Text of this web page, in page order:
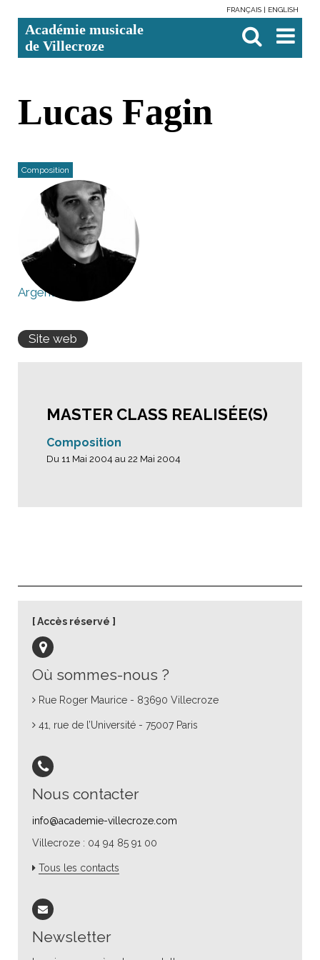
contenu.
Aller
à
personnels
FRANÇAIS ENGLISH
Académie musicale
de Villecroze

avancée…
Lucas Fagin
Composition
Argentine
Site web
MASTER CLASS REALISÉE(S)
Composition
Du 11 Mai 2004 au 22 Mai 2004
Où sommes-nous ?
Rue Roger Maurice - 83690 Villecroze
41, rue de l’Université - 75007 Paris
Nous contacter
info@academie-villecroze.com
Villecroze : 04 94 85 91 00
Tous les contacts
Newsletter
Accès réservé